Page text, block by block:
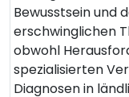
Bewusstsein und
erschwinglichen
obwohl
spezialisierten
Diagnosen in